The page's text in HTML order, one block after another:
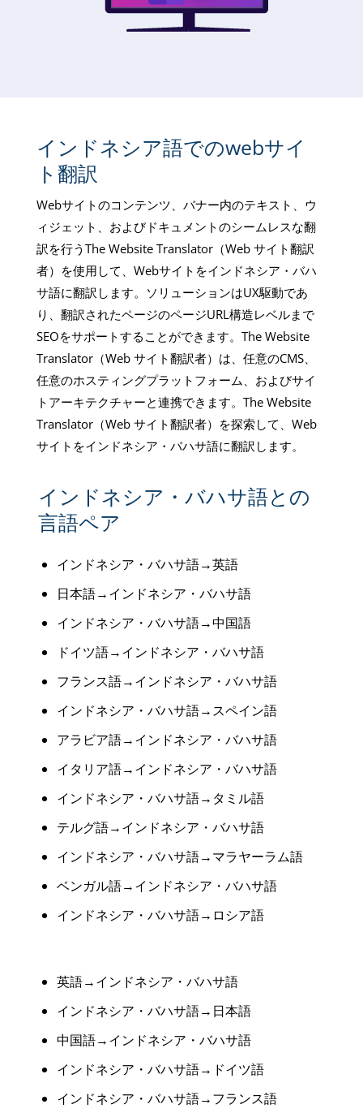
インドネシア語でのwebサイ
ト翻訳
Webサイトのコンテンツ、バナー内のテキスト、ウ
ィジェット、およびドキュメントのシームレスな翻
訳を行うThe Website Translator（Web サイト翻訳
者）を使用して、Webサイトをインドネシア・バハ
サ語に翻訳します。ソリューションはUX駆動であ
り、翻訳されたページのページURL構造レベルまで
SEOをサポートすることができます。The Website
Translator（Web サイト翻訳者）は、任意のCMS、
任意のホスティングプラットフォーム、およびサイ
トアーキテクチャーと連携できます。The Website
Translator（Web サイト翻訳者）を探索して、Web
サイトをインドネシア・バハサ語に翻訳します。
インドネシア・バハサ語との
言語ペア
インドネシア・バハサ語→英語
日本語→インドネシア・バハサ語
インドネシア・バハサ語→中国語
ドイツ語→インドネシア・バハサ語
フランス語→インドネシア・バハサ語
インドネシア・バハサ語→スペイン語
アラビア語→インドネシア・バハサ語
イタリア語→インドネシア・バハサ語
インドネシア・バハサ語→タミル語
テルグ語→インドネシア・バハサ語
インドネシア・バハサ語→マラヤーラム語
ベンガル語→インドネシア・バハサ語
インドネシア・バハサ語→ロシア語
英語→インドネシア・バハサ語
インドネシア・バハサ語→日本語
中国語→インドネシア・バハサ語
インドネシア・バハサ語→ドイツ語
インドネシア・バハサ語→フランス語